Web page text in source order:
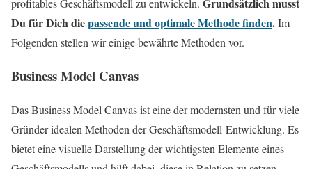
profitables Geschäftsmodell zu entwickeln.
Du für Dich diepassende und optimale Methode finden.Im
Folgenden stellen wir einige bewährte Methoden vor.
Business Model Canvas
Das Business Model Canvas ist eine der modernsten und für viele
Gründer idealen Methoden der Geschäftsmodell-Entwicklung. Es
bietet eine visuelle Darstellung der wichtigsten Elemente eines